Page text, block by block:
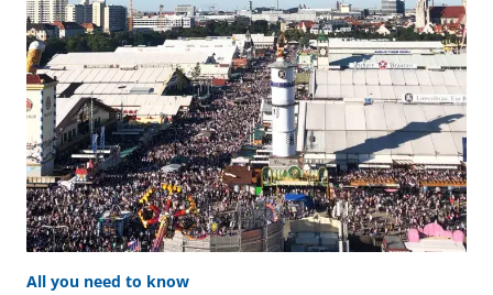
All you need to know